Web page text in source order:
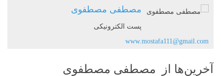
مصطفی مصطفوی
پست الکترونیکی
www.mostafa111@gmail.com
آخرین‌ها از مصطفی مصطفوی